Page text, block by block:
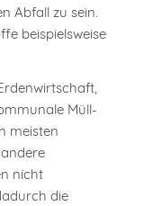
Abfall zu sein.
beispiels­weise
Müll­
meisten
nicht
die